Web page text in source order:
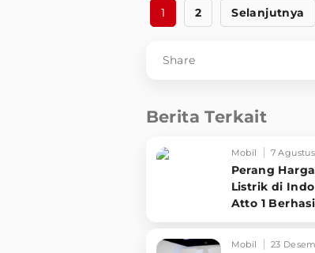
1 2 Selanjutnya
Share
Berita Terkait
Mobil 7
Perang
Listrik di
Atto 1
Mobil 23